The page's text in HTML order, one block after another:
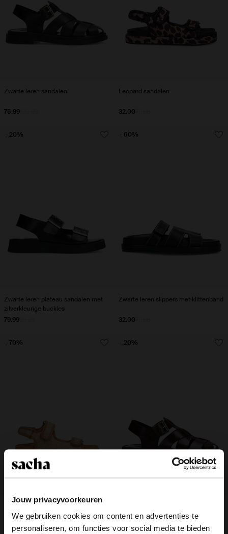
Jouw privacyvoorkeuren
We gebruiken cookies om content en advertenties te
personaliseren, om functies voor social media te bieden
Zwarte leren sandalen
76.99
Leopard sandalen
32.00
Zwarte leren plateau sandalen met
zilverkleurige buckles
79.99
- 20%
Zwarte leren slippers met klittenband
32.00
- 60%
80.00
24.00
- 70%
109.99
87.99
- 20%